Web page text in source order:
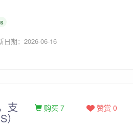
日期：2026-06-16
支 赞赏 0
购买 7